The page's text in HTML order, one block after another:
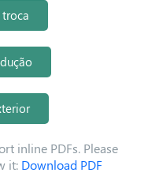
troca
inline PDFs. Please
it: Download PDF